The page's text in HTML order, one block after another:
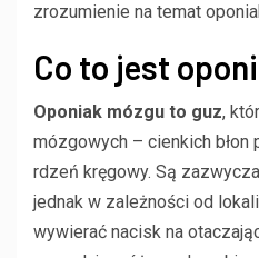
zrozumienie na temat
Co to jest
Oponiak mózgu to guz,
mózgowych – cienkich błon
rdzeń kręgowy. Są
jednak w zależności od
wywierać nacisk na